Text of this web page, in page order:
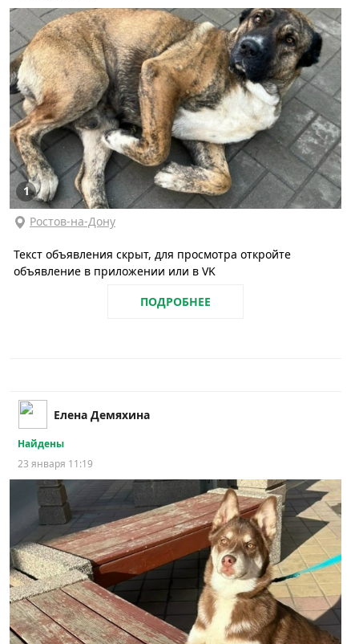
1
Ростов-на-Дону
Текст объявления скрыт, для просмотра откройте
объявление в приложении или в VK
ПОДРОБНЕЕ
Елена Демяхина
Найдены
23 января 11:19